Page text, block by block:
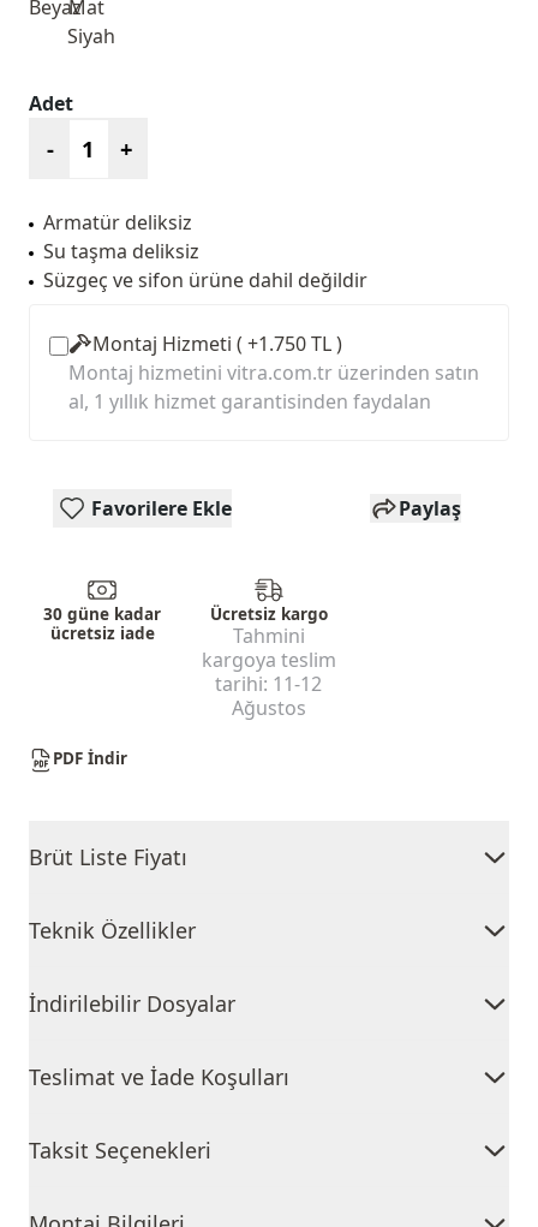
BeyazMat
Siyah
Adet
- +
Armatür deliksiz
Su taşma deliksiz
Süzgeç ve sifon ürüne dahil değildir
Montaj Hizmeti ( +1.750 TL )
Montaj hizmetini vitra.com.tr üzerinden satın
al, 1 yıllık hizmet garantisinden faydalan
Favorilere Ekle Paylaş
30 güne kadar
ücretsiz iade
Ücretsiz kargo
Tahmini
kargoya teslim
tarihi: 11-12
Ağustos
PDF İndir
Brüt Liste Fiyatı
Teknik Özellikler
İndirilebilir Dosyalar
Teslimat ve İade Koşulları
Taksit Seçenekleri